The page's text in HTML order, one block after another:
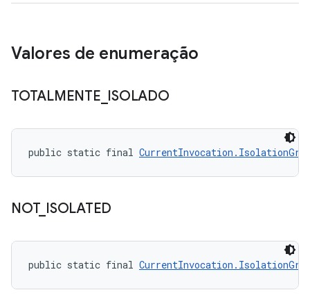
Valores de enumeração
TOTALMENTE ISOLADO
public static final
NOT_ ISOLATED
public static final